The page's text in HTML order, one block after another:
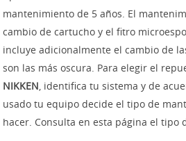
mantenimiento de 5 años. El
cambio de cartucho y el fitro
incluye adicionalmente el cambio de
son las más oscura. Para elegir el
NIKKEN, identifica tu sistema y de
usado tu equipo decide el tipo de
hacer. Consulta en esta página el tipo